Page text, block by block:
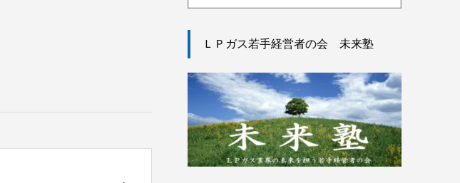
ＬＰガス若手経営者の会 未来塾